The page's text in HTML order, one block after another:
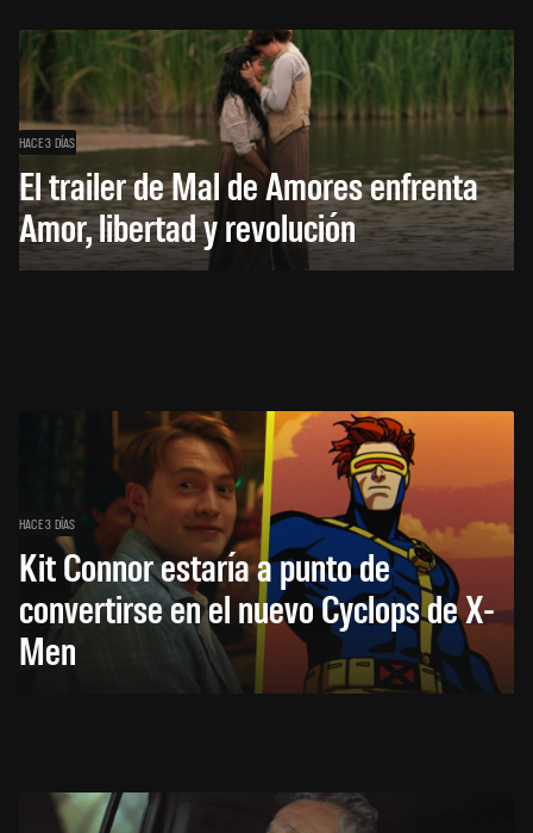
HACE 3 DÍAS
El trailer de Mal de Amores enfrenta
Amor, libertad y revolución
HACE 3 DÍAS
Kit Connor estaría a punto de
convertirse en el nuevo Cyclops de X-
Men